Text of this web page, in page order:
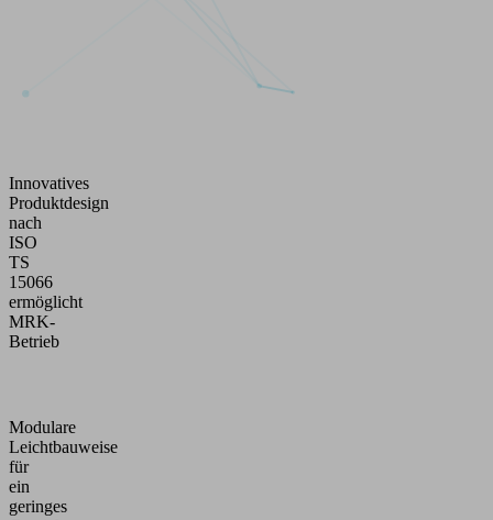
Innovatives
Produktdesign
nach
ISO
TS
15066
ermöglicht
MRK-
Betrieb
Modulare
Leichtbauweise
für
ein
geringes